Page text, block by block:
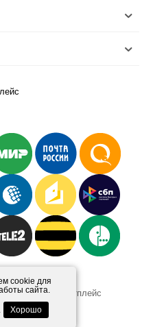
cookie для
сайта.
Хорошо
Шопидеал.Маркетплейс
Afsun